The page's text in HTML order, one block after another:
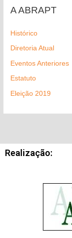
A ABRAPT
Histórico
Diretoria Atual
Eventos Anteriores
Estatuto
Eleição 2019
Realização: